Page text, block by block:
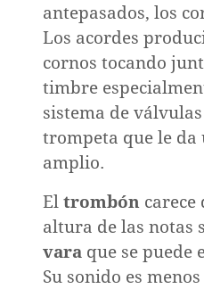
antepasados, los
Los acordes
cornos tocando
timbre
sistema de
trompeta que le da
amplio.
El trombón carece
altura de las notas
vara que se puede
Su sonido es